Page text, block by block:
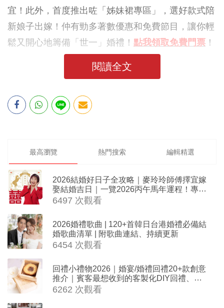
宜！此外，首度推出咗「姊妹裙專區」，選好款式陪
新娘子出嫁！仲有勁多著數優惠和免費節目，讓你輕
鬆又開心地籌備「世一」婚禮！ 點我領取免費門票 ！
閱讀全文
最高瀏覽 熱門搜索 編輯精選
2026結婚好日子全攻略｜麥玲玲師傅擇宜嫁
娶結婚吉日｜一覽2026丙午馬年運程！專業
擇日結婚+避開沖煞生肖指南
6497 次觀看
2026婚禮歌曲 | 120+首韓日台港婚禮必備結
婚歌曲清單 | 附歌曲連結、持續更新
6454 次觀看
回禮小禮物2026｜婚宴/婚禮回禮20+款創意
推介｜賓客最想收到的客製化DIY回禮、姊
妹禮物（持續更新）
6262 次觀看